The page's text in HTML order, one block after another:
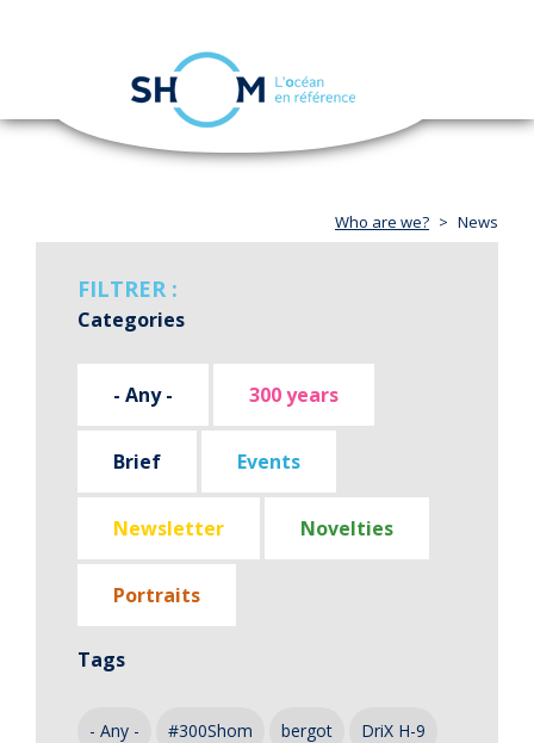
Skip
navigation
Who are we? News
FILTRER :
Categories
- Any - 300 years
Brief Events
Newsletter Novelties
Portraits
Tags
- Any - #300Shom bergot DriX H-9